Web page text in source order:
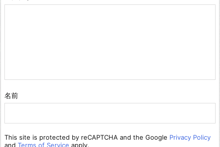
名前
This site is protected by reCAPTCHA and the Google Privacy Policy
and Terms of Service apply.